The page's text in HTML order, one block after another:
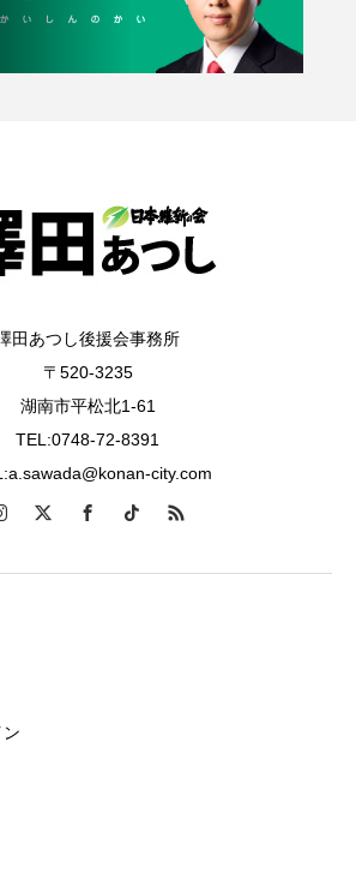
田あつし後援会事務所
〒520-3235
湖南市平松北1-61
TEL:0748-72-8391
city.com